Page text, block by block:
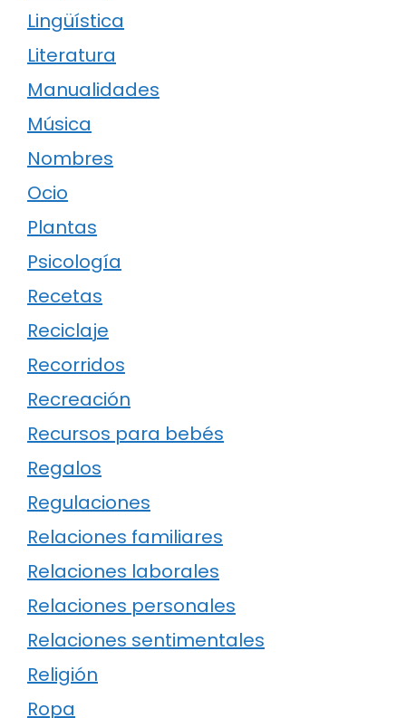
Lingüística
Literatura
Manualidades
Música
Nombres
Ocio
Plantas
Psicología
Recetas
Reciclaje
Recorridos
Recreación
Recursos para bebés
Regalos
Regulaciones
Relaciones familiares
Relaciones laborales
Relaciones personales
Relaciones sentimentales
Religión
Ropa